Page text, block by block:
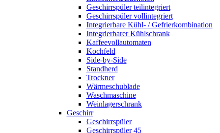
Geschirrspüler teilintegriert
Geschirrspüler vollintegriert
Integrierbare Kühl- / Gefrierkombination
Integrierbarer Kühlschrank
Kaffeevollautomaten
Kochfeld
Side-by-Side
Standherd
Trockner
Wärmeschublade
Waschmaschine
Weinlagerschrank
Geschirr
Geschirrspüler
Geschirrspüler 45